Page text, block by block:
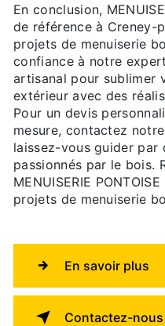
En conclusion,
de référence à Creney-
projets de menuiserie
confiance à notre
artisanal pour sublimer
extérieur avec des
Pour un devis
mesure, contactez
laissez-vous guider par
passionnés par le bois.
MENUISERIE
projets de menuiserie
En savoir plus
Contactez-nous